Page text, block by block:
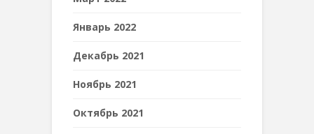
Январь 2022
Декабрь 2021
Ноябрь 2021
Октябрь 2021